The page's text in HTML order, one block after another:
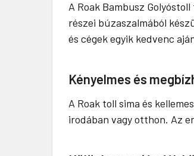
A Roak Bambusz
részei búzaszalmából
és cégek egyik kedvenc
Kényelmes és
A Roak toll sima és
irodában vagy otthon. Az